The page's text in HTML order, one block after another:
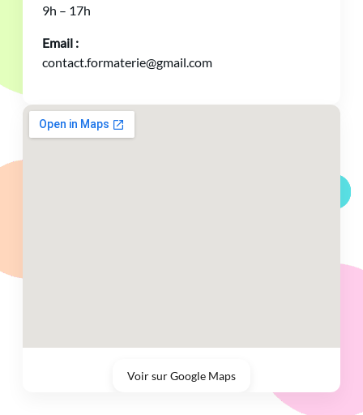
9h – 17h
Email :
contact.formaterie@gmail.com
Voir sur Google Maps